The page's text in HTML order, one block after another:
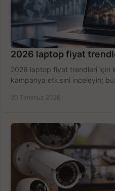
2026 laptop fiyat
2026 laptop fiyat trendleri için
kampanya etkisini inceleyin;
20 Temmuz 2026